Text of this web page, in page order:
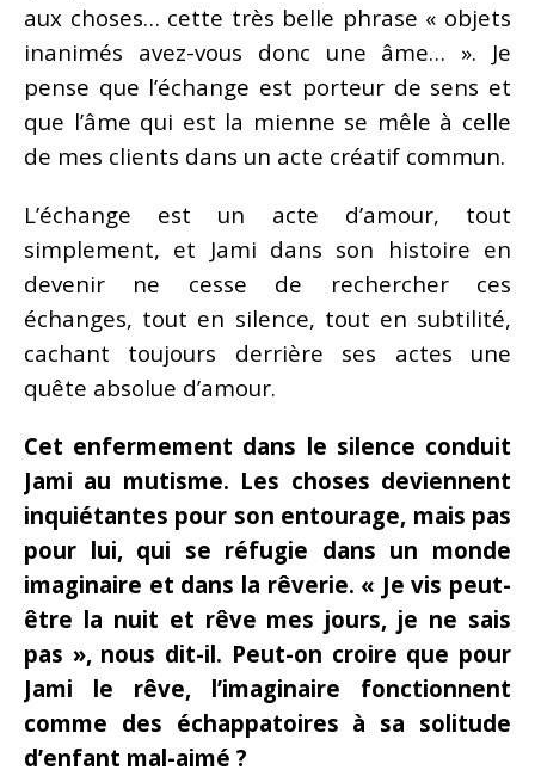
aux choses… cette très belle phrase « objets
inanimés avez-vous donc une âme… ». Je
pense que l’échange est porteur de sens et
que l’âme qui est la mienne se mêle à celle
de mes clients dans un acte créatif commun.
L’échange est un acte d’amour, tout
simplement, et Jami dans son histoire en
devenir ne cesse de rechercher ces
échanges, tout en silence, tout en subtilité,
cachant toujours derrière ses actes une
quête absolue d’amour.
Cet enfermement dans le silence conduit
Jami au mutisme. Les choses deviennent
inquiétantes pour son entourage, mais pas
pour lui, qui se réfugie dans un monde
imaginaire et dans la rêverie. « Je vis peut-
être la nuit et rêve mes jours, je ne sais
pas », nous dit-il. Peut-on croire que pour
Jami le rêve, l’imaginaire fonctionnent
comme des échappatoires à sa solitude
d’enfant mal-aimé ?